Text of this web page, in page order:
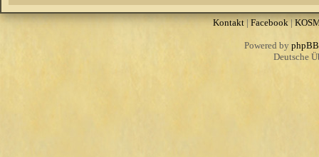
Kontakt| Facebook|
Powered by phpBB
Deutsche